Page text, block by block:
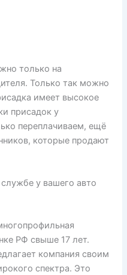
только на
Только так можно
имеет высокое
присадок у
переплачиваем, ещё
которые продают
у вашего авто
РФ свыше 17 лет.
компания своим
спектра. Это